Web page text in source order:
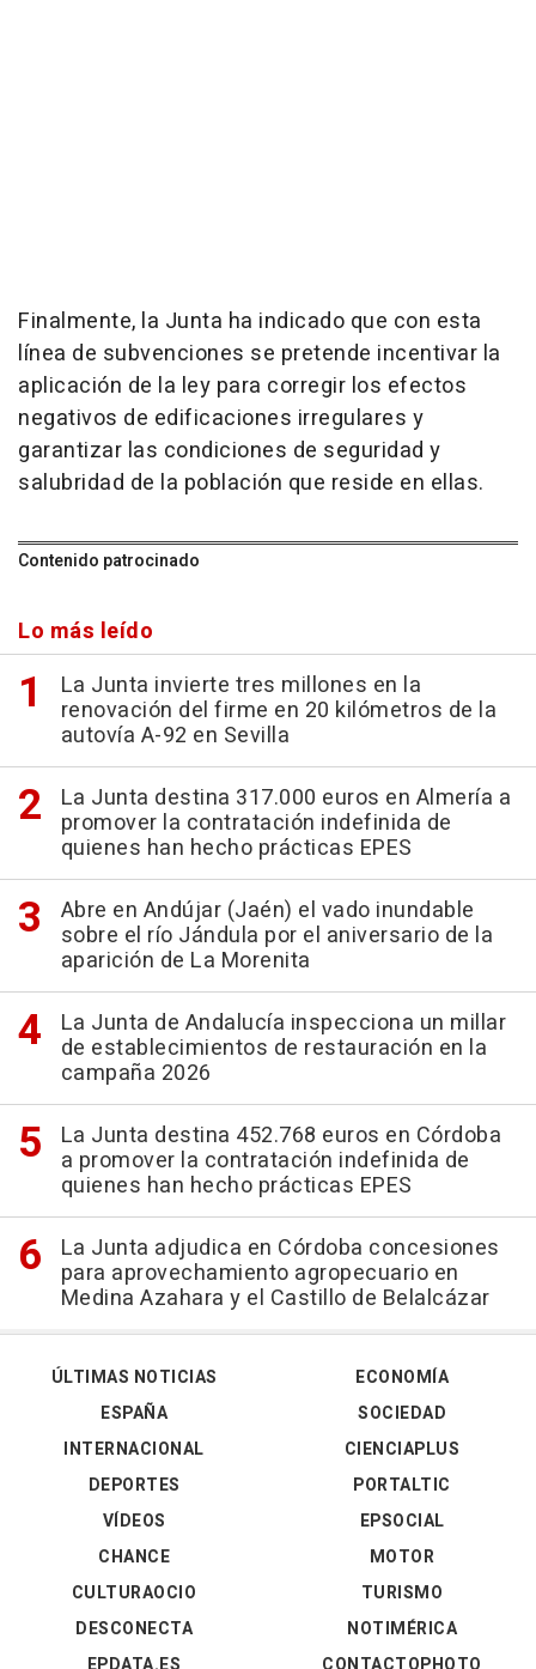
Finalmente, la Junta ha indicado que con esta
línea de subvenciones se pretende incentivar la
aplicación de la ley para corregir los efectos
negativos de edificaciones irregulares y
garantizar las condiciones de seguridad y
salubridad de la población que reside en ellas.
Contenido patrocinado
Lo más leído
La Junta invierte tres millones en la
renovación del firme en 20 kilómetros de la
autovía A-92 en Sevilla
La Junta destina 317.000 euros en Almería a
promover la contratación indefinida de
quienes han hecho prácticas EPES
Abre en Andújar (Jaén) el vado inundable
sobre el río Jándula por el aniversario de la
aparición de La Morenita
La Junta de Andalucía inspecciona un millar
de establecimientos de restauración en la
campaña 2026
La Junta destina 452.768 euros en Córdoba
a promover la contratación indefinida de
quienes han hecho prácticas EPES
La Junta adjudica en Córdoba concesiones
para aprovechamiento agropecuario en
Medina Azahara y el Castillo de Belalcázar
ÚLTIMAS NOTICIAS
ESPAÑA
INTERNACIONAL
DEPORTES
VÍDEOS
ECONOMÍA
SOCIEDAD
CIENCIAPLUS
PORTALTIC
EPSOCIAL
CHANCE
CULTURAOCIO
DESCONECTA
MOTOR
TURISMO
NOTIMÉRICA